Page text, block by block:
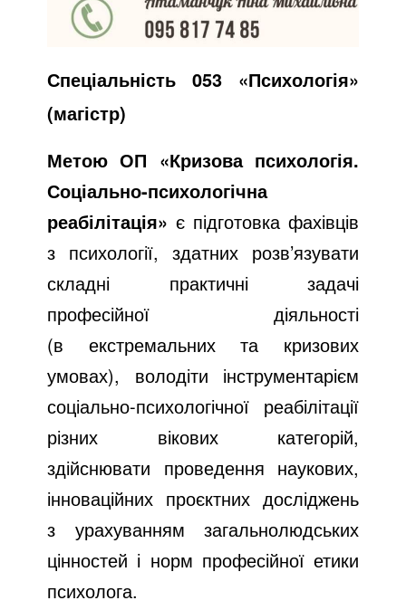
Спеціальність 053 «Психологія»
(магістр)
Метою ОП «Кризова психологія.
Соціально-психологічна
реабілітація» є підготовка фахівців
з психології, здатних розв’язувати
складні практичні задачі
професійної діяльності
(в екстремальних та кризових
умовах), володіти інструментарієм
соціально-психологічної реабілітації
різних вікових категорій,
здійснювати проведення наукових,
інноваційних проєктних досліджень
з урахуванням загальнолюдських
цінностей і норм професійної етики
психолога.